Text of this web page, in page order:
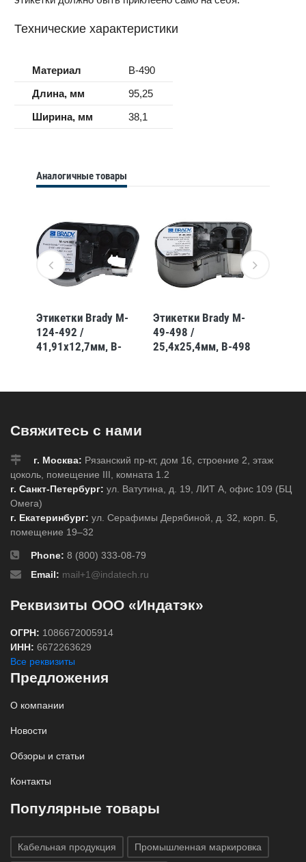
Технические характеристики
Материал
B-490
Длина, мм
95,25
Ширина, мм
38,1
Аналогичные товары
Этикетки Brady M-
124-492 /
41,91x12,7мм, B-
Этикетки Brady M-
49-498 /
25,4x25,4мм, B-498
Свяжитесь с нами
г. Москва: Рязанский пр-кт, дом 16, строение 2, этаж
цоколь, помещение III, комната 1.2
г. Санкт-Петербург: ул. Ватутина, д. 19, ЛИТ А, офис 109 (БЦ
Омега)
г. Екатеринбург: ул. Серафимы Дерябиной, д. 32, корп. Б,
помещение 19–32
Phone: 8 (800) 333-08-79
Email: mail+1@indatech.ru
Реквизиты ООО «Индатэк»
ОГРН: 1086672005914
ИНН: 6672263629
Все реквизиты
Предложения
О компании
Новости
Обзоры и статьи
Контакты
Популярные товары
Кабельная продукция Промышленная маркировка